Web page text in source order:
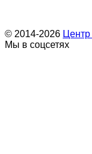
© 2014-2026
Мы в соцсетях